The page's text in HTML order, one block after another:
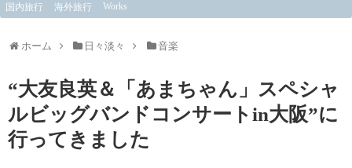
国内旅行
海外旅行 Works
ホーム 日々淡々 音楽
“大友良英＆「あまちゃん」スペシャ
ルビッグバンドコンサートin大阪”に
行ってきました